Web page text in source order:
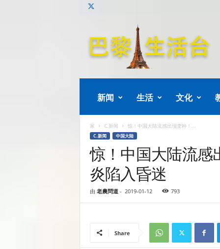
新闻 生活 文化
家 C.新闻 惊！中国大陆流感出现变种！...
C.新闻 中国大陆
惊！中国大陆流感
炎陷入昏迷
由 老農問道- 2019-01-12 793
Share